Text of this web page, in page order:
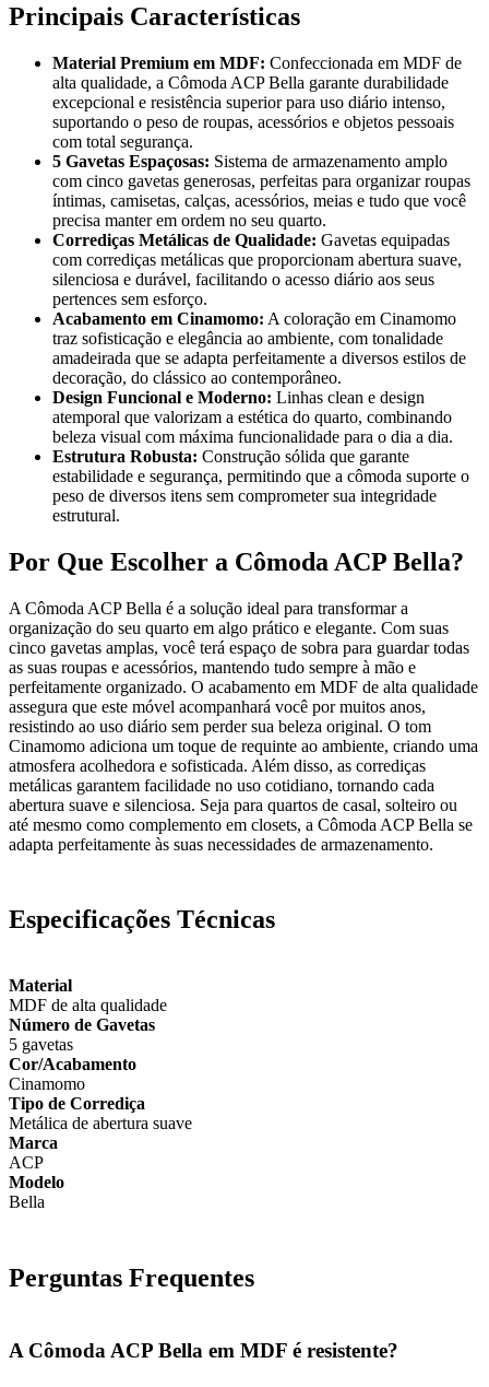
Principais Características
Material Premium em MDF: Confeccionada em MDF de
alta qualidade, a Cômoda ACP Bella garante durabilidade
excepcional e resistência superior para uso diário intenso,
suportando o peso de roupas, acessórios e objetos pessoais
com total segurança.
5 Gavetas Espaçosas: Sistema de armazenamento amplo
com cinco gavetas generosas, perfeitas para organizar roupas
íntimas, camisetas, calças, acessórios, meias e tudo que você
precisa manter em ordem no seu quarto.
Corrediças Metálicas de Qualidade: Gavetas equipadas
com corrediças metálicas que proporcionam abertura suave,
silenciosa e durável, facilitando o acesso diário aos seus
pertences sem esforço.
Acabamento em Cinamomo: A coloração em Cinamomo
traz sofisticação e elegância ao ambiente, com tonalidade
amadeirada que se adapta perfeitamente a diversos estilos de
decoração, do clássico ao contemporâneo.
Design Funcional e Moderno: Linhas clean e design
atemporal que valorizam a estética do quarto, combinando
beleza visual com máxima funcionalidade para o dia a dia.
Estrutura Robusta: Construção sólida que garante
estabilidade e segurança, permitindo que a cômoda suporte o
peso de diversos itens sem comprometer sua integridade
estrutural.
Por Que Escolher a Cômoda ACP Bella?
A Cômoda ACP Bella é a solução ideal para transformar a
organização do seu quarto em algo prático e elegante. Com suas
cinco gavetas amplas, você terá espaço de sobra para guardar todas
as suas roupas e acessórios, mantendo tudo sempre à mão e
perfeitamente organizado. O acabamento em MDF de alta qualidade
assegura que este móvel acompanhará você por muitos anos,
resistindo ao uso diário sem perder sua beleza original. O tom
Cinamomo adiciona um toque de requinte ao ambiente, criando uma
atmosfera acolhedora e sofisticada. Além disso, as corrediças
metálicas garantem facilidade no uso cotidiano, tornando cada
abertura suave e silenciosa. Seja para quartos de casal, solteiro ou
até mesmo como complemento em closets, a Cômoda ACP Bella se
adapta perfeitamente às suas necessidades de armazenamento.
Especificações Técnicas
Material
MDF de alta qualidade
Número de Gavetas
5 gavetas
Cor/Acabamento
Cinamomo
Tipo de Corrediça
Metálica de abertura suave
Marca
ACP
Modelo
Bella
Perguntas Frequentes
A Cômoda ACP Bella em MDF é resistente?